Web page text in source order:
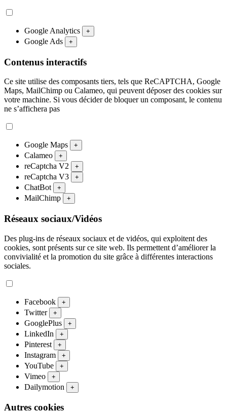
Google Analytics +
Google Ads +
Contenus interactifs
Ce site utilise des composants tiers, tels que ReCAPTCHA, Google
Maps, MailChimp ou Calameo, qui peuvent déposer des cookies sur
votre machine. Si vous décider de bloquer un composant, le contenu
ne s’affichera pas
Google Maps +
Calameo +
reCaptcha V2 +
reCaptcha V3 +
ChatBot +
MailChimp +
Réseaux sociaux/Vidéos
Des plug-ins de réseaux sociaux et de vidéos, qui exploitent des
cookies, sont présents sur ce site web. Ils permettent d’améliorer la
convivialité et la promotion du site grâce à différentes interactions
sociales.
Facebook +
Twitter +
GooglePlus +
LinkedIn +
Pinterest +
Instagram +
YouTube +
Vimeo +
Dailymotion +
Autres cookies